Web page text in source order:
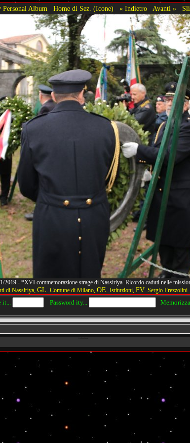
Personal Album Home di Sez. (Icone) « Indietro Avanti »
2019 - *XVI commemorazione strage di Nassiriya. Ricordo caduti nelle
di Nassiriya, GL: Comune di Milano, OE: Istituzioni, FV: Sergio Frezzolini
it... Password ity...